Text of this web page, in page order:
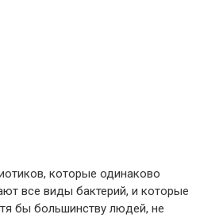
которые одинаково
все виды бактерий, и которые
бы большинству людей, не